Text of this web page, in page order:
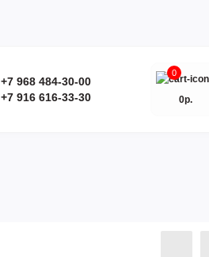
+7 968 484-30-00
+7 916 616-33-30
0
0р.